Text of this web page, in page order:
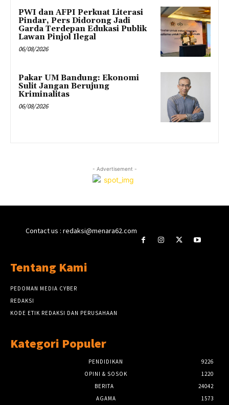
PWI dan AFPI Perkuat Literasi
Pindar, Pers Didorong Jadi
Garda Terdepan Edukasi Publik
Lawan Pinjol Ilegal
06/08/2026
Pakar UM Bandung: Ekonomi
Sulit Jangan Berujung
Kriminalitas
06/08/2026
- Advertisement -
Contact us : redaksi@menara62.com
Tentang Kami
PEDOMAN MEDIA CYBER
REDAKSI
KODE ETIK REDAKSI DAN PERUSAHAAN
Kategori Populer
PENDIDIKAN
9226
OPINI & SOSOK
1220
BERITA
24042
AGAMA
1573